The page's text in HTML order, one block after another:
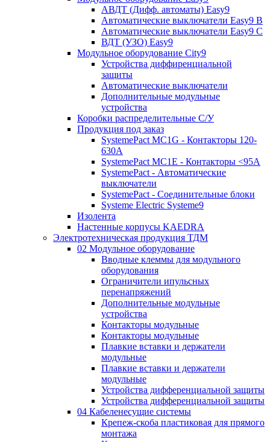
АВДТ (Дифф. автоматы) Easy9
Автоматические выключатели Easy9 В
Автоматические выключатели Easy9 С
ВДТ (УЗО) Easy9
Модульное оборудование City9
Устройства диффиренциальной
защиты
Автоматические выключатели
Дополнительные модульные
устройства
Коробки распределительные C/У
Продукция под заказ
SystemePact MC1G - Контакторы 120-
630A
SystemePact MC1E - Контакторы <95A
SystemePact - Автоматические
выключатели
SystemePact - Соединительные блоки
Systeme Electric Systeme9
Изолента
Настенные корпусы KAEDRA
Электротехническая продукция ТДМ
02 Модульное оборудование
Вводные клеммы для модульного
оборудования
Ограничители ипульсных
перенапряжений
Дополнительные модульные
устройства
Контакторы модульные
Контакторы модульные
Плавкие вставки и держатели
модульные
Плавкие вставки и держатели
модульные
Устройства дифференциальной защиты
Устройства дифференциальной защиты
04 Кабеленесущие системы
Крепеж-скоба пластиковая для прямого
монтажа